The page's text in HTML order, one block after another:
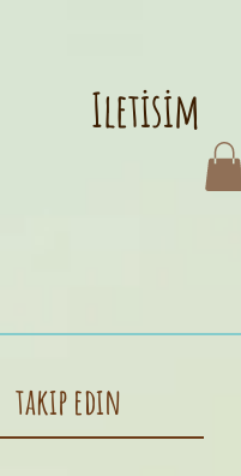
Iletisim
takıp edın